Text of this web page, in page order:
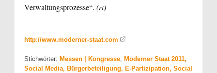
Verwaltungsprozesse“. (rt)
http://www.moderner-staat.com
Stichwörter: Messen | Kongresse, Moderner Staat 2011,
Social Media, Bürgerbeteiligung, E-Partizipation, Social